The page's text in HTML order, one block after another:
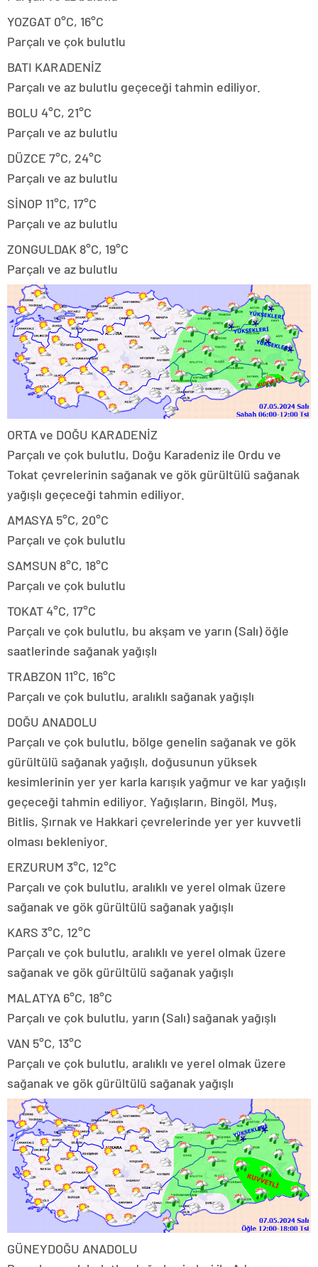
YOZGAT 0°C, 16°C
Parçalı ve çok bulutlu
BATI KARADENİZ
Parçalı ve az bulutlu geçeceği tahmin ediliyor.
BOLU 4°C, 21°C
Parçalı ve az bulutlu
DÜZCE 7°C, 24°C
Parçalı ve az bulutlu
SİNOP 11°C, 17°C
Parçalı ve az bulutlu
ZONGULDAK 8°C, 19°C
Parçalı ve az bulutlu
ORTA ve DOĞU KARADENİZ
Parçalı ve çok bulutlu, Doğu Karadeniz ile Ordu ve
Tokat çevrelerinin sağanak ve gök gürültülü sağanak
yağışlı geçeceği tahmin ediliyor.
AMASYA 5°C, 20°C
Parçalı ve çok bulutlu
SAMSUN 8°C, 18°C
Parçalı ve çok bulutlu
TOKAT 4°C, 17°C
Parçalı ve çok bulutlu, bu akşam ve yarın (Salı) öğle
saatlerinde sağanak yağışlı
TRABZON 11°C, 16°C
Parçalı ve çok bulutlu, aralıklı sağanak yağışlı
DOĞU ANADOLU
Parçalı ve çok bulutlu, bölge genelin sağanak ve gök
gürültülü sağanak yağışlı, doğusunun yüksek
kesimlerinin yer yer karla karışık yağmur ve kar yağışlı
geçeceği tahmin ediliyor. Yağışların, Bingöl, Muş,
Bitlis, Şırnak ve Hakkari çevrelerinde yer yer kuvvetli
olması bekleniyor.
ERZURUM 3°C, 12°C
Parçalı ve çok bulutlu, aralıklı ve yerel olmak üzere
sağanak ve gök gürültülü sağanak yağışlı
KARS 3°C, 12°C
Parçalı ve çok bulutlu, aralıklı ve yerel olmak üzere
sağanak ve gök gürültülü sağanak yağışlı
MALATYA 6°C, 18°C
Parçalı ve çok bulutlu, yarın (Salı) sağanak yağışlı
VAN 5°C, 13°C
Parçalı ve çok bulutlu, aralıklı ve yerel olmak üzere
sağanak ve gök gürültülü sağanak yağışlı
GÜNEYDOĞU ANADOLU